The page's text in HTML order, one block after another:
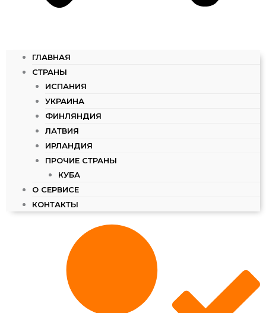
ГЛАВНАЯ
СТРАНЫ
ИСПАНИЯ
УКРАИНА
ФИНЛЯНДИЯ
ЛАТВИЯ
ИРЛАНДИЯ
ПРОЧИЕ СТРАНЫ
КУБА
О СЕРВИСЕ
КОНТАКТЫ